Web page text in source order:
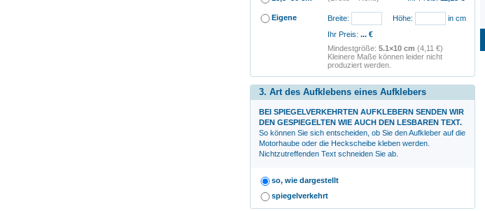
Eigene Breite: Höhe:
in cm
Ihr Preis: ...€
Mindestgröße: 5.1×10 cm (4,11 €)
Kleinere Maße können leider nicht
produziert werden.
3. Art des Aufklebens eines Aufklebers
BEI SPIEGELVERKEHRTEN AUFKLEBERN SENDEN WIR
DEN GESPIEGELTEN WIE AUCH DEN LESBAREN TEXT.
So können Sie sich entscheiden, ob Sie den Aufkleber auf die
Motorhaube oder die Heckscheibe kleben werden.
Nichtzutreffenden Text schneiden Sie ab.
so, wie dargestellt
spiegelverkehrt